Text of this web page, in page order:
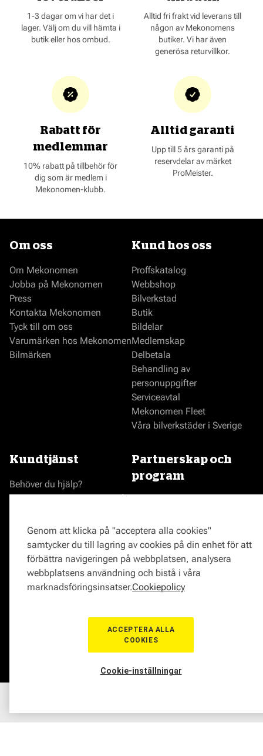
1-3 dagar om vi har det i
lager. Välj om du vill hämta i
butik eller hos ombud.
Alltid fri frakt vid leverans till
någon av Mekonomens
butiker. Vi har även
generösa returvillkor.
Rabatt för
medlemmar
10% rabatt på tillbehör för
dig som är medlem i
Mekonomen-klubb.
Alltid garanti
Upp till 5 års garanti på
reservdelar av märket
ProMeister.
Om oss
Om Mekonomen
Jobba på Mekonomen
Press
Kontakta Mekonomen
Tyck till om oss
Varumärken hos Mekonomen
Bilmärken
Kund hos oss
Proffskatalog
Webbshop
Bilverkstad
Butik
Bildelar
Medlemskap
Delbetala
Behandling av
personuppgifter
Serviceavtal
Mekonomen Fleet
Våra bilverkstäder i Sverige
Kundtjänst
Behöver du hjälp?
Frågor om verkstäder?
Partnerskap och
program
Prisgaranti
Vägassistans
ProMeister
Onlinemagasin
0771-72 00 00
Om Cookies
Genom att klicka på "acceptera alla cookies"
samtycker du till lagring av cookies på din enhet för att
förbättra navigeringen på webbplatsen, analysera
webbplatsens användning och bistå i våra
marknadsföringsinsatser.Cookiepolicy
ACCEPTERA ALLA
COOKIES
Cookie-inställningar